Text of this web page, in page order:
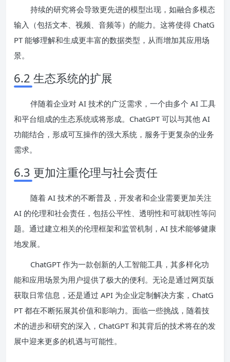
持续的研究将会导致更先进的模型出现，如融合多模态
输入（包括文本、视频、音频等）的能力。这将使得 ChatG
PT 能够理解和生成更丰富的数据类型，从而增加其应用场
景。
6.2 生态系统的扩展
伴随着企业对 AI 技术的广泛需求，一个由多个 AI 工具
和平台组成的生态系统或将形成。ChatGPT 可以与其他 AI
功能结合，形成可互操作的强大系统，服务于更复杂的业务
需求。
6.3 更加注重伦理与社会责任
随着 AI 技术的不断普及，开发者和企业需要更加关注
AI 的伦理和社会责任，包括公平性、透明性和可就职性等问
题。通过建立相关的伦理框架和监管机制，AI 技术能够健康
地发展。
ChatGPT 作为一款创新的人工智能工具，其多样化功
能和应用场景为用户提供了极大的便利。无论是通过网页版
获取日常信息，还是通过 API 为企业定制解决方案，ChatG
PT 都在不断拓展其价值和影响力。面临一些挑战，随着技
术的进步和研究的深入，ChatGPT 和其背后的技术将在的发
展中迎来更多的机遇与可能性。